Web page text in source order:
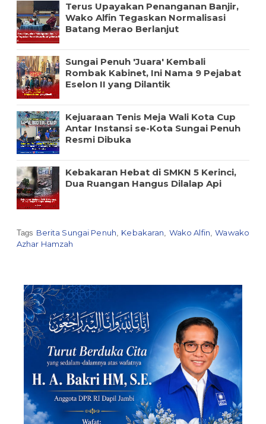
Terus Upayakan Penanganan Banjir,
Wako Alfin Tegaskan Normalisasi
Batang Merao Berlanjut
Sungai Penuh 'Juara' Kembali
Rombak Kabinet, Ini Nama 9 Pejabat
Eselon II yang Dilantik
Kejuaraan Tenis Meja Wali Kota Cup
Antar Instansi se-Kota Sungai Penuh
Resmi Dibuka
Kebakaran Hebat di SMKN 5 Kerinci,
Dua Ruangan Hangus Dilalap Api
Tags Berita Sungai Penuh, Kebakaran, Wako Alfin,Wawako
Azhar Hamzah